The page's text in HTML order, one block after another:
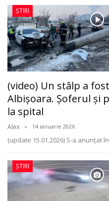
ȘTIRI
(video) Un stâlp a
Albișoara. Șoferul și
la spital
Alex 14 ianuarie 2026
(update 15.01.2026) S-a anunțat
ȘTIRI